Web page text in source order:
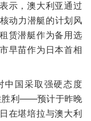
示，澳大利亚通过
动力潜艇的计划风
赁潜艇作为备用选
早苗作为日本首相
国采取强硬态度
胜利——预计于昨晚
在堪培拉与澳大利